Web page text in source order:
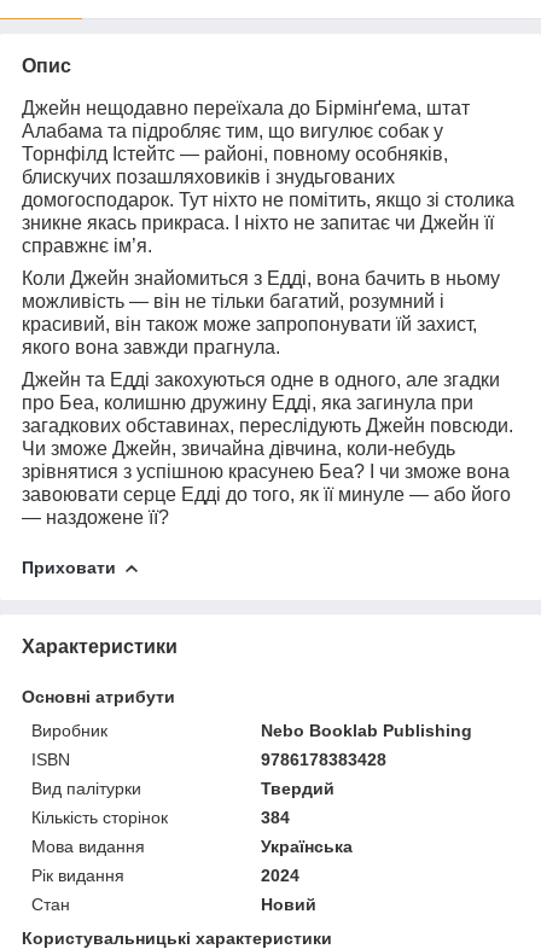
Опис
Джейн нещодавно переїхала до Бірмінґема, штат
Алабама та підробляє тим, що вигулює собак у
Торнфілд Істейтс — районі, повному особняків,
блискучих позашляховиків і знудьгованих
домогосподарок. Тут ніхто не помітить, якщо зі столика
зникне якась прикраса. І ніхто не запитає чи Джейн її
справжнє ім’я.
Коли Джейн знайомиться з Едді, вона бачить в ньому
можливість — він не тільки багатий, розумний і
красивий, він також може запропонувати їй захист,
якого вона завжди прагнула.
Джейн та Едді закохуються одне в одного, але згадки
про Беа, колишню дружину Едді, яка загинула при
загадкових обставинах, переслідують Джейн повсюди.
Чи зможе Джейн, звичайна дівчина, коли-небудь
зрівнятися з успішною красунею Беа? І чи зможе вона
завоювати серце Едді до того, як її минуле — або його
— наздожене її?
Приховати
Характеристики
Основні атрибути
Виробник
Nebo Booklab Publishing
ISBN
9786178383428
Вид палітурки
Твердий
Кількість сторінок
384
Мова видання
Українська
Рік видання
2024
Стан
Новий
Користувальницькі характеристики